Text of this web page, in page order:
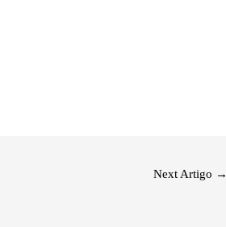
Next Artigo →